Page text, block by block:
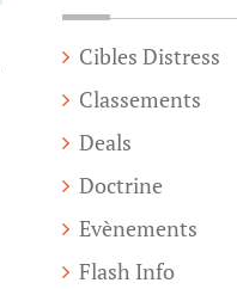
Cibles Distress
Classements
Deals
Doctrine
Evènements
Flash Info